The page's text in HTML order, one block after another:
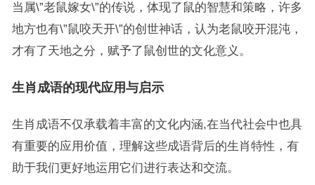
当属\”老鼠嫁女\”的传说，体现了鼠的智慧和策略，许多
地方也有\”鼠咬天开\”的创世神话，认为老鼠咬开混沌，
才有了天地之分，赋予了鼠创世的文化意义。
生肖成语的现代应用与启示
生肖成语不仅承载着丰富的文化内涵,在当代社会中也具
有重要的应用价值，理解这些成语背后的生肖特性，有
助于我们更好地运用它们进行表达和交流。